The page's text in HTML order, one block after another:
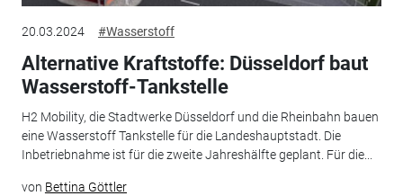
20.03.2024 #Wasserstoff
Alternative Kraftstoffe: Düsseldorf baut
Wasserstoff-Tankstelle
H2 Mobility, die Stadtwerke Düsseldorf und die Rheinbahn bauen
eine Wasserstoff Tankstelle für die Landeshauptstadt. Die
Inbetriebnahme ist für die zweite Jahreshälfte geplant. Für die...
von Bettina Göttler